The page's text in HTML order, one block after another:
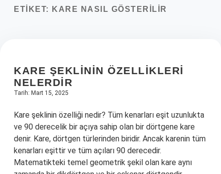
Yasal Uyarı
ETIKET: KARE NASIL GÖSTERILIR
KARE ŞEKLININ ÖZELLIKLERI
NELERDIR
Tarih: Mart 15, 2025
Kare şeklinin özelliği nedir? Tüm kenarları eşit uzunlukta
ve 90 derecelik bir açıya sahip olan bir dörtgene kare
denir. Kare, dörtgen türlerinden biridir. Ancak karenin tüm
kenarları eşittir ve tüm açıları 90 derecedir.
Matematikteki temel geometrik şekil olan kare aynı